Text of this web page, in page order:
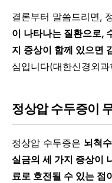
결론부터 말씀드리면,
이 나타나는 질환으로,
지 증상이 함께 있으면
심입니다(대한신경외과
정상압 수두증이
정상압 수두증은 뇌척
실금의 세 가지 증상이
료로 호전될 수 있는 점